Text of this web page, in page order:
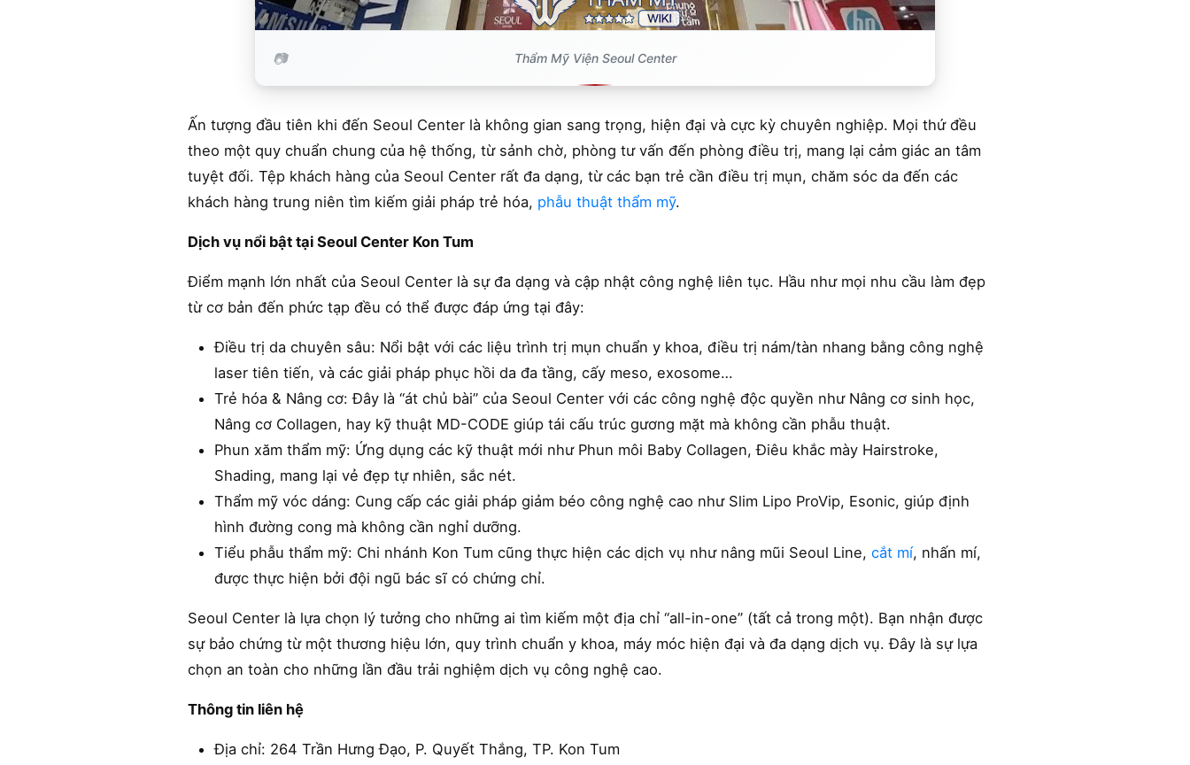
Thẩm Mỹ Viện Seoul Center
Ấn tượng đầu tiên khi đến Seoul Center là không gian sang trọng, hiện đại và cực kỳ chuyên nghiệp. Mọi thứ đều
theo một quy chuẩn chung của hệ thống, từ sảnh chờ, phòng tư vấn đến phòng điều trị, mang lại cảm giác an tâm
tuyệt đối. Tệp khách hàng của Seoul Center rất đa dạng, từ các bạn trẻ cần điều trị mụn, chăm sóc da đến các
khách hàng trung niên tìm kiếm giải pháp trẻ hóa, phẫu thuật thẩm mỹ.
Dịch vụ nổi bật tại Seoul Center Kon Tum
Điểm mạnh lớn nhất của Seoul Center là sự đa dạng và cập nhật công nghệ liên tục. Hầu như mọi nhu cầu làm đẹp
từ cơ bản đến phức tạp đều có thể được đáp ứng tại đây:
Điều trị da chuyên sâu: Nổi bật với các liệu trình trị mụn chuẩn y khoa, điều trị nám/tàn nhang bằng công nghệ
laser tiên tiến, và các giải pháp phục hồi da đa tầng, cấy meso, exosome…
Trẻ hóa & Nâng cơ: Đây là “át chủ bài” của Seoul Center với các công nghệ độc quyền như Nâng cơ sinh học,
Nâng cơ Collagen, hay kỹ thuật MD-CODE giúp tái cấu trúc gương mặt mà không cần phẫu thuật.
Phun xăm thẩm mỹ: Ứng dụng các kỹ thuật mới như Phun môi Baby Collagen, Điêu khắc mày Hairstroke,
Shading, mang lại vẻ đẹp tự nhiên, sắc nét.
Thẩm mỹ vóc dáng: Cung cấp các giải pháp giảm béo công nghệ cao như Slim Lipo ProVip, Esonic, giúp định
hình đường cong mà không cần nghỉ dưỡng.
Tiểu phẫu thẩm mỹ: Chi nhánh Kon Tum cũng thực hiện các dịch vụ như nâng mũi Seoul Line, cắt mí, nhấn mí,
được thực hiện bởi đội ngũ bác sĩ có chứng chỉ.
Seoul Center là lựa chọn lý tưởng cho những ai tìm kiếm một địa chỉ “all-in-one” (tất cả trong một). Bạn nhận được
sự bảo chứng từ một thương hiệu lớn, quy trình chuẩn y khoa, máy móc hiện đại và đa dạng dịch vụ. Đây là sự lựa
chọn an toàn cho những lần đầu trải nghiệm dịch vụ công nghệ cao.
Thông tin liên hệ
Địa chỉ: 264 Trần Hưng Đạo, P. Quyết Thắng, TP. Kon Tum